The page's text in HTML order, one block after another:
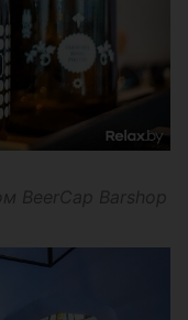
BeerCap Barshop